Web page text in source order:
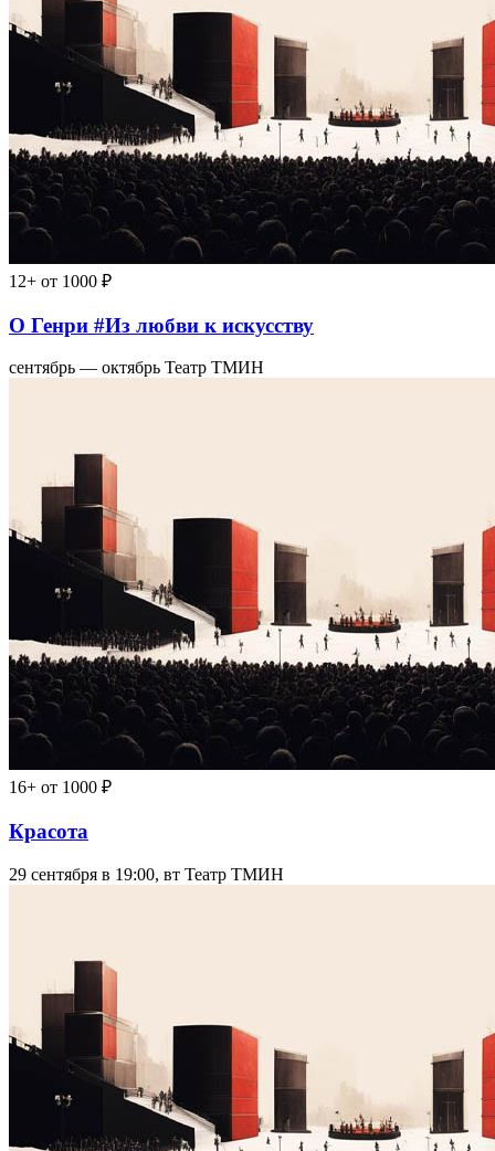
12+ от 1000 ₽
О Генри #Из любви к искусству
сентябрь — октябрь Театр ТМИН
16+ от 1000 ₽
Красота
29 сентября в 19:00, вт Театр ТМИН